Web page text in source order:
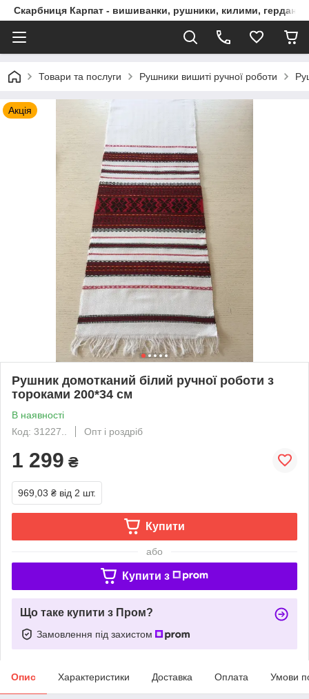
Скарбниця Карпат - вишиванки, рушники, килими, гердани,
Товари та послуги Рушники вишиті ручної роботи
Акція
Рушник домотканий білий ручної роботи з
тороками 200*34 см
В наявності
Код: 31227..
Опт і роздріб
1 299 ₴
969,03 ₴ від 2 шт.
Купити
або
Купити з
Що таке купити з Пром?
Замовлення під захистом
Опис Характеристики Доставка Оплата Умови